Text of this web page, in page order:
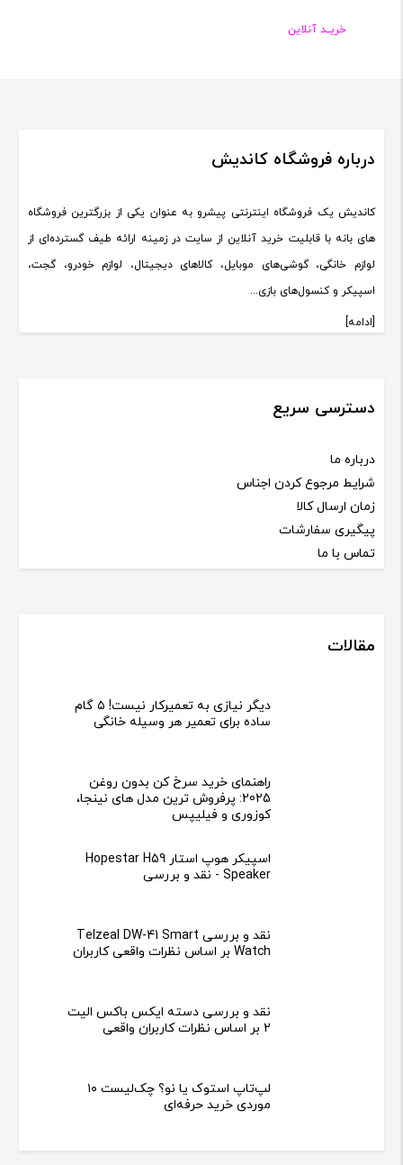
خریــد آنلاین
درباره فروشگاه کاندیش
کاندیش یک فروشگاه اینترنتی پیشرو به عنوان یکی از بزرگترین فروشگاه
های بانه با قابلیت خرید آنلاین از سایت در زمینه ارائه طیف گسترده‌ای از
لوازم خانگی، گوشی‌های موبایل، کالاهای دیجیتال، لوازم خودرو، گجت،
اسپیکر و کنسول‌های بازی...
[ادامه]
دسترسی سریع
درباره ما
شرایط مرجوع کردن اجناس
زمان ارسال کالا
پیگیری سفارشات
تماس با ما
مقالات
دیگر نیازی به تعمیرکار نیست! ۵ گام
ساده برای تعمیر هر وسیله خانگی
راهنمای خرید سرخ کن بدون روغن
2025: پرفروش ترین مدل های نینجا،
کوزوری و فیلیپس
اسپیکر هوپ استار Hopestar H59
Speaker - نقد و بررسی
نقد و بررسی Telzeal DW-41 Smart
Watch بر اساس نظرات واقعی کاربران
نقد و بررسی دسته ایکس باکس الیت
2 بر اساس نظرات کاربران واقعی
لپ‌تاپ استوک یا نو؟ چک‌لیست ۱۰
موردی خرید حرفه‌ای